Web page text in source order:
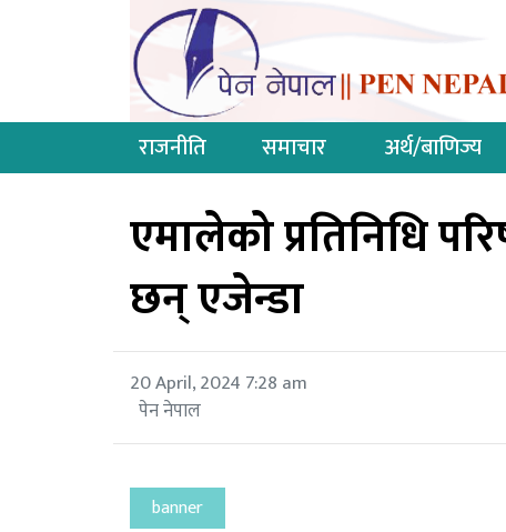
राजनीति समाचार अर्थ/बाणिज्य
एमालेको प्रतिनिधि
छन् एजेन्डा
20 April, 2024 7:28 am
पेन नेपाल
banner